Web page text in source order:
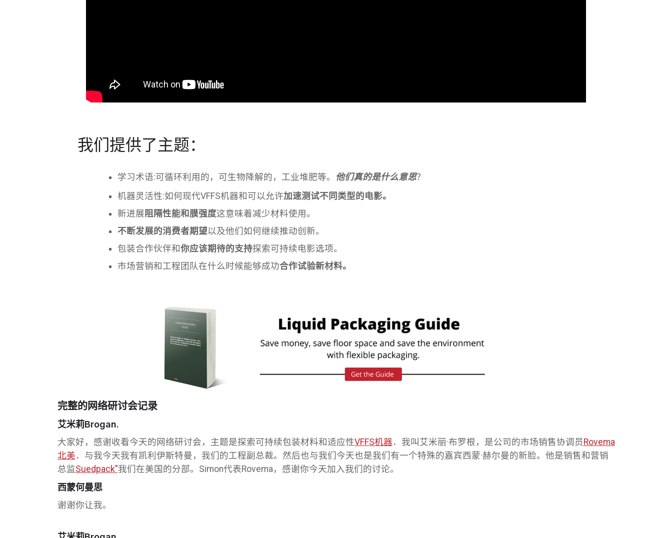
我们提供了主题：
学习术语:可循环利用的，可生物降解的，工业堆肥等。 他们真的是什么意思？
机器灵活性:如何现代VFFS机器和可以允许加速测试不同类型的电影。
新进展 阻隔性能和膜强度这意味着减少材料使用。
不断发展的消费者期望以及他们如何继续推动创新。
包装合作伙伴和你应该期待的支持探索可持续电影选项。
市场营销和工程团队在什么时候能够成功合作试验新材料。
完整的网络研讨会记录
艾米莉Brogan.
大家好，感谢收看今天的网络研讨会，主题是探索可持续包装材料和适应性VFFS机器 ．我叫艾米丽·布罗根，是公司的市场销售协调员 Rovema
北美 ．与我今天我有凯利伊斯特曼，我们的工程副总裁。然后也与我们今天也是我们有一个特殊的嘉宾西蒙·赫尔曼的新脸。他是销售和营销
总监Suedpack”我们在美国的分部。Simon代表Rovema，感谢你今天加入我们的讨论。
西蒙何曼思
谢谢你让我。